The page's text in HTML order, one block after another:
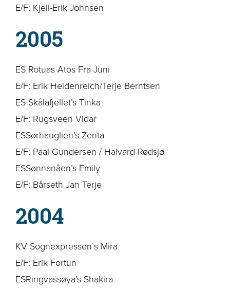
E/F: Kjell-Erik Johnsen
2005
ES Rotuas Atos Fra Juni
E/F: Erik Heidenreich/Terje Berntsen
ES Skålafjellet’s Tinka
E/F: Rugsveen Vidar
ESSørhauglien’s Zenta
E/F: Paal Gundersen / Halvard Rødsjø
ESSønnanåen’s Emily
E/F: Bårseth Jan Terje
2004
KV Sognexpressen`s Mira
E/F: Erik Fortun
ESRingvassøya’s Shakira